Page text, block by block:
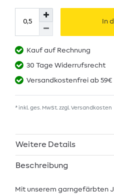
In
Kauf auf Rechnung
30 Tage Widerrufsrecht
Versandkostenfrei ab 59€
* inkl. ges. MwSt. zzgl. Versandkosten
Weitere Details
Beschreibung
Mit unserem garngefärbten